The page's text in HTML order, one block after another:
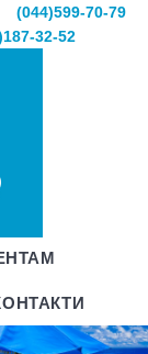
(044)599-70-79
32-52